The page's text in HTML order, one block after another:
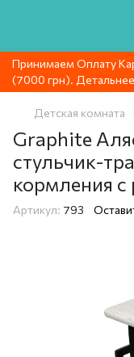
Принимаем Оплату
(7000 грн).
Детская комната
Graphite
стульчик-
кормления с
Артикул: 793